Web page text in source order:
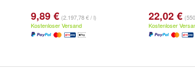
9,89 € (2.197,78 € / l)
Kostenloser Versand
22,02 €
Kostenloser